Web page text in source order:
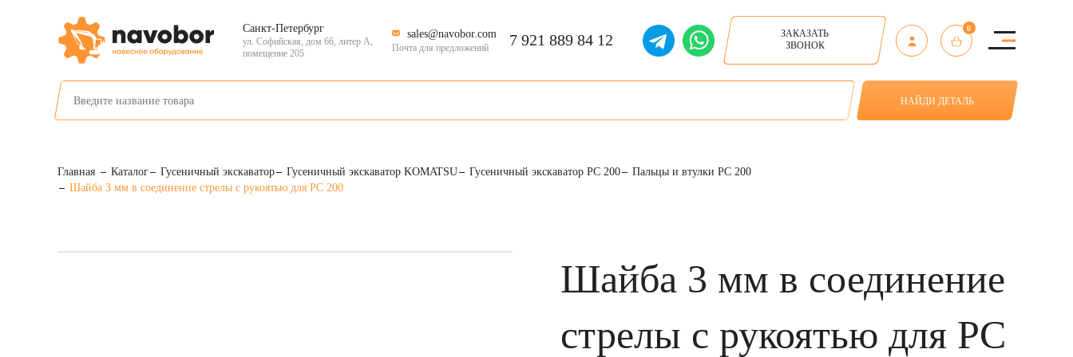
Санкт-Петербург
ул. Софийская, дом 66, литер А,
помещение 205
sales@navobor.com
Почта для предложений 7 921 889 84 12
ЗАКАЗАТЬ
ЗВОНОК
0
НАЙДИ ДЕТАЛЬ
Главная Каталог Гусеничный экскаватор Гусеничный экскаватор KOMATSU Гусеничный экскаватор PC 200
Пальцы и втулки PC 200
Шайба 3 мм в соединение стрелы с рукоятью для PC 200
Шайба 3 мм в соединение
стрелы с рукоятью для PC